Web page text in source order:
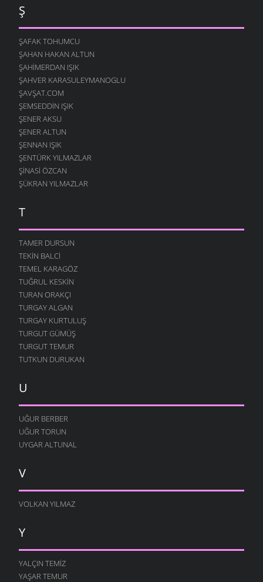
Ş
ŞAFAK TOHUMCU
ŞAHAN HAKAN ALTUN
ŞAHIMERDAN IŞIK
ŞAHVER KARASULEYMANOGLU
ŞAVŞAT.COM
ŞEMSEDDIN IŞIK
ŞENER AKSU
ŞENER ALTUN
ŞENNAN IŞIK
ŞENTÜRK YILMAZLAR
ŞINASI ÖZCAN
ŞÜKRAN YILMAZLAR
T
TAMER DURSUN
TEKIN BALCI
TEMEL KARAGÖZ
TUĞRUL KESKIN
TURAN ORAKÇI
TURGAY ALGAN
TURGAY KURTULUŞ
TURGUT GÜMÜŞ
TURGUT TEMUR
TUTKUN DURUKAN
U
UĞUR BERBER
UĞUR TORUN
UYGAR ALTUNAL
V
VOLKAN YILMAZ
Y
YALÇIN TEMIZ
YAŞAR TEMUR